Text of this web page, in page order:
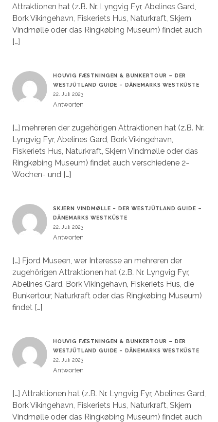
Attraktionen hat (z.B. Nr. Lyngvig Fyr, Abelines Gard,
Bork Vikingehavn, Fiskeriets Hus, Naturkraft, Skjern
Vindmølle oder das Ringkøbing Museum) findet auch
[…]
HOUVIG FÆSTNINGEN & BUNKERTOUR – DER
WESTJÜTLAND GUIDE – DÄNEMARKS WESTKÜSTE
22. Juli 2023
Antworten
[…] mehreren der zugehörigen Attraktionen hat (z.B. Nr.
Lyngvig Fyr, Abelines Gard, Bork Vikingehavn,
Fiskeriets Hus, Naturkraft, Skjern Vindmølle oder das
Ringkøbing Museum) findet auch verschiedene 2-
Wochen- und […]
SKJERN VINDMØLLE – DER WESTJÜTLAND GUIDE –
DÄNEMARKS WESTKÜSTE
22. Juli 2023
Antworten
[…] Fjord Museen, wer Interesse an mehreren der
zugehörigen Attraktionen hat (z.B. Nr. Lyngvig Fyr,
Abelines Gard, Bork Vikingehavn, Fiskeriets Hus, die
Bunkertour, Naturkraft oder das Ringkøbing Museum)
findet […]
HOUVIG FÆSTNINGEN & BUNKERTOUR – DER
WESTJÜTLAND GUIDE – DÄNEMARKS WESTKÜSTE
22. Juli 2023
Antworten
[…] Attraktionen hat (z.B. Nr. Lyngvig Fyr, Abelines Gard,
Bork Vikingehavn, Fiskeriets Hus, Naturkraft, Skjern
Vindmølle oder das Ringkøbing Museum) findet auch